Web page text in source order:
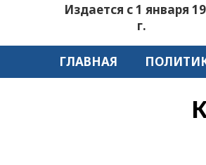
Издается с 1 января
г.
ГЛАВНАЯ